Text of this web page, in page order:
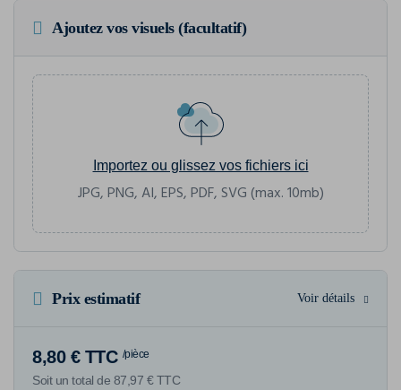
Ajoutez vos visuels (facultatif)
Importez ou glissez vos fichiers ici
JPG, PNG, AI, EPS, PDF, SVG (max. 10mb)
Prix estimatif Voir détails
8,80 € TTC /pièce
Soit un total de 87,97 € TTC